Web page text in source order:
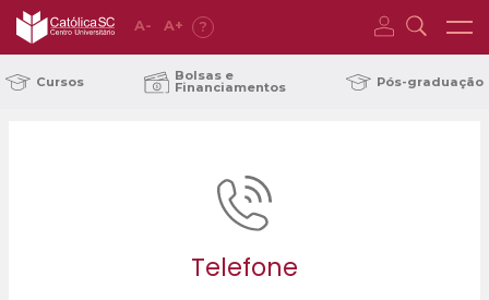
A- A+ ?
Cursos Bolsas e
Financiamentos Pós-graduação
Telefone